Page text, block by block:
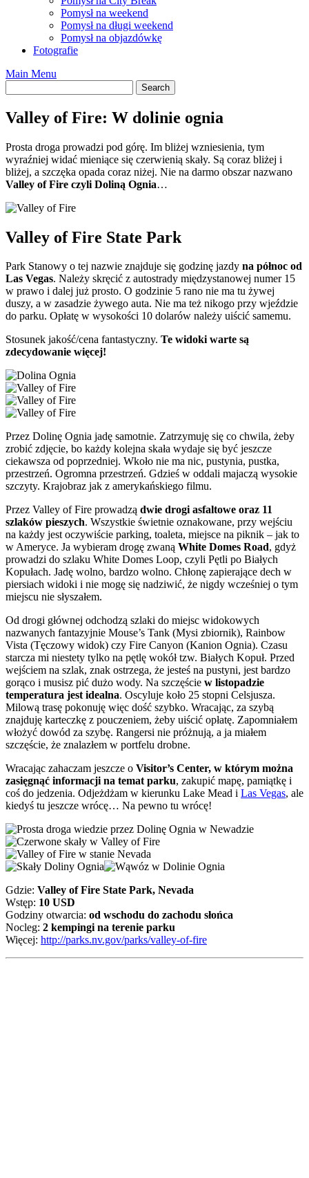
Pomysł na weekend
Pomysł na długi weekend
Pomysł na objazdówkę
Fotografie
Main Menu
Valley of Fire: W dolinie ognia
Prosta droga prowadzi pod górę. Im bliżej wzniesienia, tym
wyraźniej widać mieniące się czerwienią skały. Są coraz bliżej i
bliżej, a szczęka opada coraz niżej. Nie na darmo obszar nazwano
Valley of Fire czyli Doliną Ognia…
Valley of Fire State Park
Park Stanowy o tej nazwie znajduje się godzinę jazdy na północ od
Las Vegas. Należy skręcić z autostrady międzystanowej numer 15
w prawo i dalej już prosto. O godzinie 5 rano nie ma tu żywej
duszy, a w zasadzie żywego auta. Nie ma też nikogo przy wjeździe
do parku. Opłatę w wysokości 10 dolarów należy uiścić samemu.
Stosunek jakość/cena fantastyczny. Te widoki warte są
zdecydowanie więcej!
Przez Dolinę Ognia jadę samotnie. Zatrzymuję się co chwila, żeby
zrobić zdjęcie, bo każdy kolejna skała wydaje się być jeszcze
ciekawsza od poprzedniej. Wkoło nie ma nic, pustynia, pustka,
przestrzeń. Ogromna przestrzeń. Gdzieś w oddali majaczą wysokie
szczyty. Krajobraz jak z amerykańskiego filmu.
Przez Valley of Fire prowadzą dwie drogi asfaltowe oraz 11
szlaków pieszych. Wszystkie świetnie oznakowane, przy wejściu
na każdy jest oczywiście parking, toaleta, miejsce na piknik – jak to
w Ameryce. Ja wybieram drogę zwaną White Domes Road, gdyż
prowadzi do szlaku White Domes Loop, czyli Pętli po Białych
Kopułach. Jadę wolno, bardzo wolno. Chłonę zapierające dech w
piersiach widoki i nie mogę się nadziwić, że nigdy wcześniej o tym
miejscu nie słyszałem.
Od drogi głównej odchodzą szlaki do miejsc widokowych
nazwanych fantazyjnie Mouse’s Tank (Mysi zbiornik), Rainbow
Vista (Tęczowy widok) czy Fire Canyon (Kanion Ognia). Czasu
starcza mi niestety tylko na pętlę wokół tzw. Białych Kopuł. Przed
wejściem na szlak, znak ostrzega, że jesteś na pustyni, jest bardzo
gorąco i musisz pić dużo wody. Na szczęście w listopadzie
temperatura jest idealna. Oscyluje koło 25 stopni Celsjusza.
Milową trasę pokonuję więc dość szybko. Wracając, za szybą
znajduję karteczkę z pouczeniem, żeby uiścić opłatę. Zapomniałem
włożyć dowód za szybę. Rangersi nie próżnują, a ja miałem
szczęście, że znalazłem w portfelu drobne.
Wracając zahaczam jeszcze o Visitor’s Center, w którym można
zasięgnąć informacji na temat parku, zakupić mapę, pamiątkę i
coś do jedzenia. Odjeżdżam w kierunku Lake Mead i Las Vegas, ale
kiedyś tu jeszcze wrócę… Na pewno tu wrócę!
Gdzie: Valley of Fire State Park, Nevada
Wstęp: 10 USD
Godziny otwarcia: od wschodu do zachodu słońca
Nocleg: 2 kempingi na terenie parku
Więcej: http://parks.nv.gov/parks/valley-of-fire